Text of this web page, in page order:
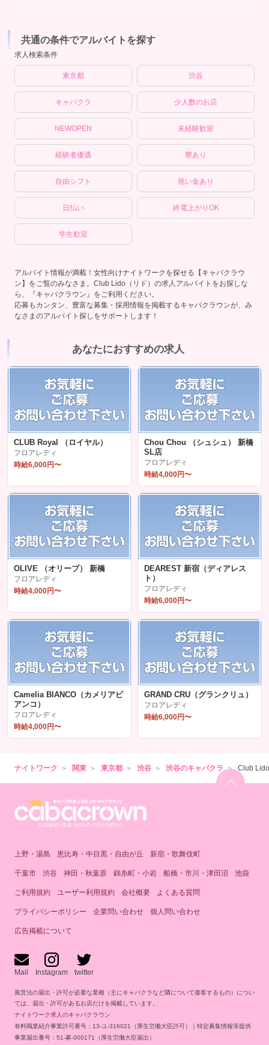
共通の条件でアルバイトを探す
求人検索条件
東京都 渋谷
キャバクラ 少人数のお店
NEWOPEN 未経験歓迎
経験者優遇 寮あり
自由シフト 祝い金あり
日払い 終電上がりOK
学生歓迎
アルバイト情報が満載！女性向けナイトワークを探せる【キャバクラウ
ン】をご覧のみなさま。Club Lido（リド）の求人アルバイトをお探しな
ら、『キャバクラウン』をご利用ください。
応募もカンタン、豊富な募集・採用情報を掲載するキャバクラウンが、み
なさまのアルバイト探しをサポートします！
あなたにおすすめの求人
CLUB Royal （ロイヤル）
フロアレディ
時給6,000円〜
Chou Chou （シュシュ） 新橋
SL店
フロアレディ
時給4,000円〜
OLIVE （オリーブ） 新橋
フロアレディ
時給4,000円〜
DEAREST 新宿（ディアレス
ト）
フロアレディ
時給6,000円〜
Camelia BIANCO（カメリアビ
アンコ）
フロアレディ
時給4,000円〜
GRAND CRU（グランクリュ）
フロアレディ
時給6,000円〜
ナイトワーク 関東 東京都 渋谷 渋谷のキャバクラ Club
上野・湯島 恵比寿・中目黒・自由が丘 新宿・歌舞伎町
千葉市 渋谷 神田・秋葉原 錦糸町・小岩 船橋・市川・津田沼 池袋
ご利用規約 ユーザー利用規約 会社概要 よくある質問
プライバシーポリシー 企業問い合わせ 個人問い合わせ
広告掲載について
Mail Instagram twitter
風営法の届出・許可が必要な業種（主にキャバクラなど隣について接客するもの）につい
ては、届出・許可があるお店だけを掲載しています。
ナイトワーク求人のキャバクラウン
有料職業紹介事業許可番号：13-ユ-316021（厚生労働大臣許可）｜特定募集情報等提供
事業届出番号：51-募-000171（厚生労働大臣届出）